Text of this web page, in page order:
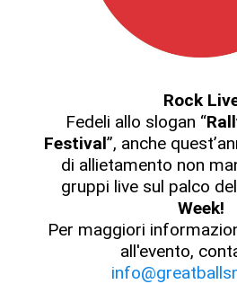
Rock
Fedeli allo slogan “
Festival”, anche
di allietamento non
gruppi live sul palco
Week!
Per maggiori
all'evento,